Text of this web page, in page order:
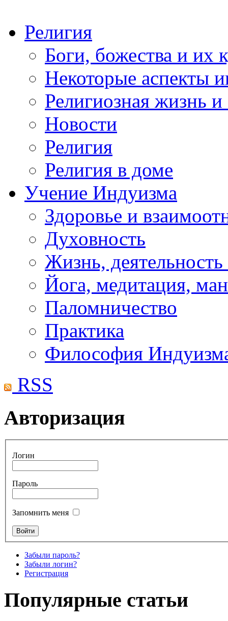
Религия
Боги, божества и их
Некоторые аспекты
Религиозная жизнь
Новости
Религия
Религия в доме
Учение Индуизма
Здоровье и
Духовность
Жизнь, деятельность
Йога, медитация,
Паломничество
Практика
Философия
RSS
Авторизация
Логин
Пароль
Запомнить меня
Забыли пароль?
Забыли логин?
Регистрация
Популярные статьи